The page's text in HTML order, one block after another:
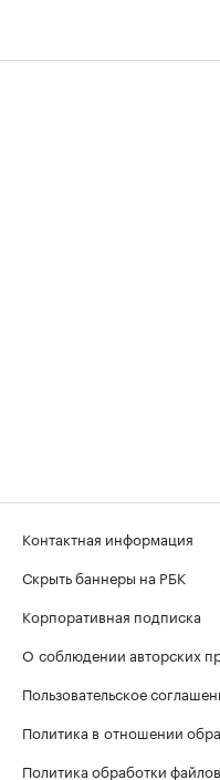
Контактная информация
Скрыть баннеры на РБК
Корпоративная подписка
О соблюдении авторских
Пользовательское
Политика в отношении
Политика обработки